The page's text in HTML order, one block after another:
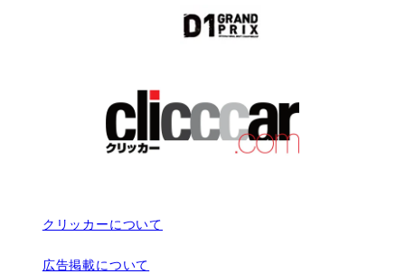
クリッカーについて
広告掲載について